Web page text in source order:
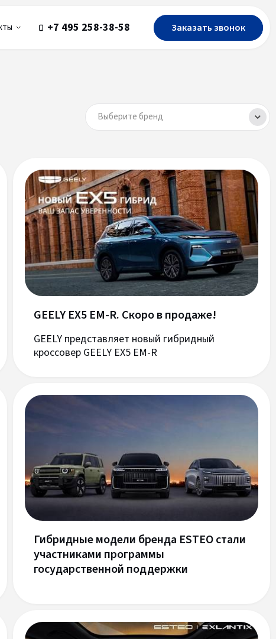
+7 495 258-38-58 Заказать звонок
Выберите бренд
GEELY EX5 EM-R. Скоро в продаже!
GEELY представляет новый гибридный
кроссовер GEELY EX5 EM-R
Гибридные модели бренда ESTEO стали
участниками программы
государственной поддержки